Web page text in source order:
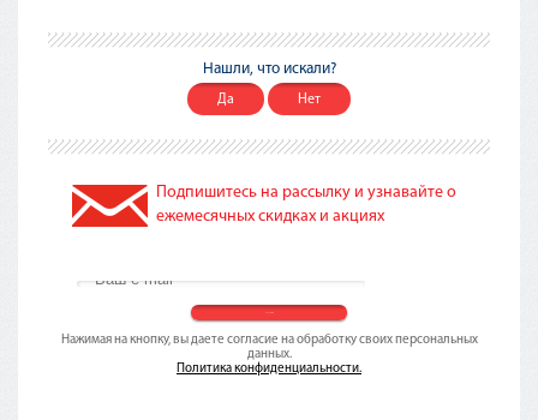
Нашли, что искали?
Да Нет
Подпишитесь на рассылку и узнавайте о
ежемесячных скидках и акциях
Нажимая на кнопку, вы даете согласие на обработку своих персональных
данных.
Политика конфиденциальности.